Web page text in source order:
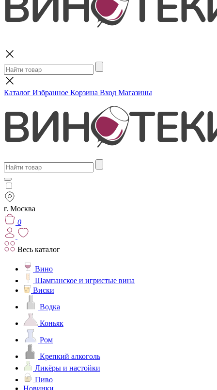
Каталог Избранное Корзина Вход Магазины
г. Москва
0
Весь каталог
Вино
Шампанское и игристые вина
Виски
Водка
Коньяк
Ром
Крепкий алкоголь
Ликёры и настойки
Пиво
Новинки